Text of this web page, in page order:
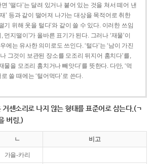
‘떨다’는 달려 있거나 붙어 있는 것을 쳐서 떼어 낸
’ 등과 같이 떨어져 나가는 대상을 목적어로 취한
기 위해 옷을 털다’와 같이 쓸 수 있다. 이러한 쓰임
먼지떨이’가 올바른 표기가 된다. 그러나 ‘재물’이
에는 유사한 의미로도 쓰인다. ‘털다’는 ‘남이 가진
그것이 보관된 장소를 모조리 뒤지어 훔치다’를,
물을 모조리 훔치거나 빼앗다’를 뜻한다. 다만, ‘먹
쓸 때에는 ‘털어먹다’로 쓴다.
거센소리로 나지 않는 형태를 표준어로 삼는다.(ㄱ
버림.)
ㄴ 비고
가을-카리